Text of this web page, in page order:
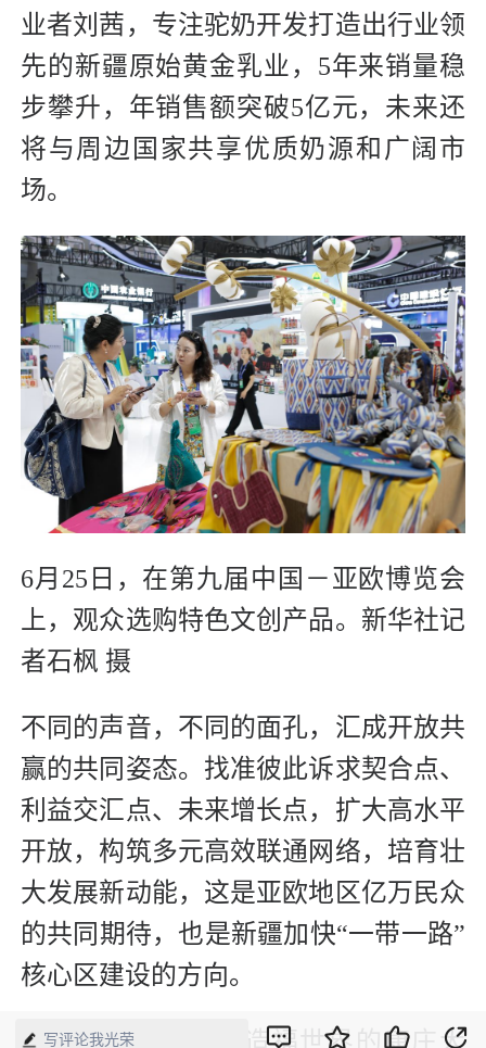
业者刘茜，专注驼奶开发打造出行业领
先的新疆原始黄金乳业，5年来销量稳
步攀升，年销售额突破5亿元，未来还
将与周边国家共享优质奶源和广阔市
场。
6月25日，在第九届中国－亚欧博览会
上，观众选购特色文创产品。新华社记
者石枫 摄
不同的声音，不同的面孔，汇成开放共
赢的共同姿态。找准彼此诉求契合点、
利益交汇点、未来增长点，扩大高水平
开放，构筑多元高效联通网络，培育壮
大发展新动能，这是亚欧地区亿万民众
的共同期待，也是新疆加快“一带一路”
核心区建设的方向。
开放是发展自身、造福世界的康庄大
写评论我光荣